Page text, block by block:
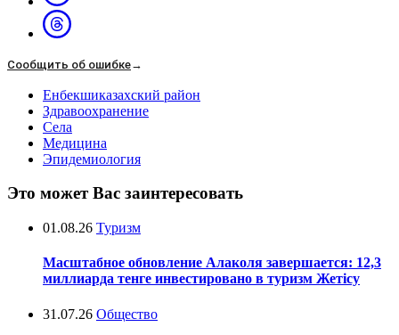
Сообщить об ошибке→
Енбекшиказахский район
Здравоохранение
Села
Медицина
Эпидемиология
Это может Вас заинтересовать
01.08.26 Туризм
Масштабное обновление Алаколя завершается: 12,3
миллиарда тенге инвестировано в туризм Жетісу
31.07.26 Общество